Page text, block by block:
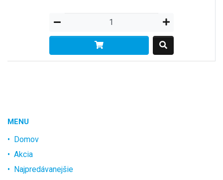
MENU
Domov
Akcia
Najpredávanejšie